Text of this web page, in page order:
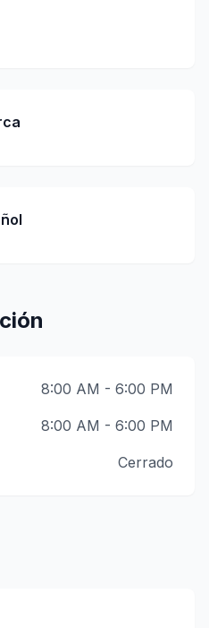
8:00 AM - 6:00 PM
8:00 AM - 6:00 PM
Cerrado